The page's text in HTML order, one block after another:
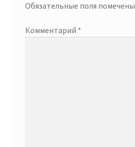
Обязательные поля помечены
Комментарий *